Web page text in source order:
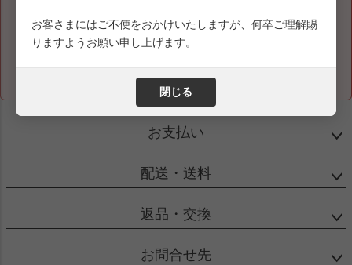
お客さまにはご不便をおかけいたしますが、何卒ご理解賜
りますようお願い申し上げます。
閉じる
なお、今後の被害状況や交通規制などにより、対象地域やサービスへ
の影響が変更となる場合がございます。
お支払い
配送・送料
返品・交換
お問合せ先